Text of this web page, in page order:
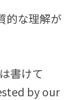
的な理解が
書けて
by our